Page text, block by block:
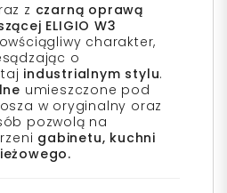
z czarną oprawą
ELIGIO W3
charakter,
o
industrialnym stylu.
umieszczone pod
w oryginalny oraz
pozwolą na
gabinetu, kuchni